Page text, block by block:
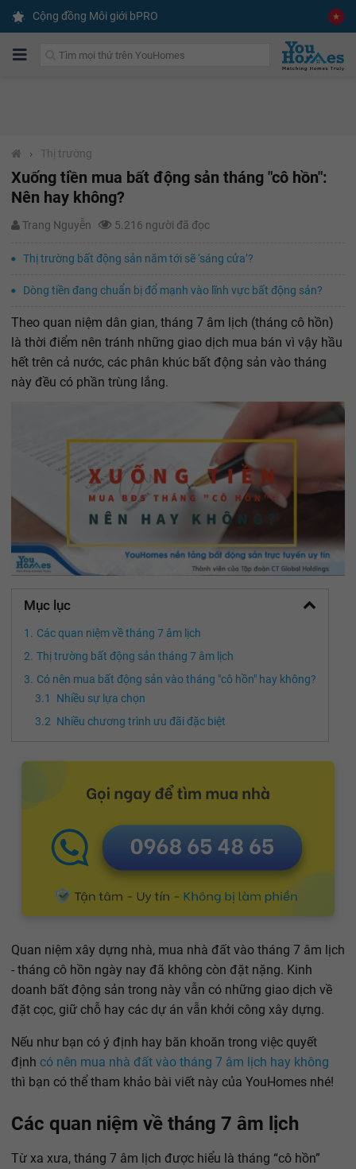
Cộng đồng Môi giới bPRO
› Thị trường
Xuống tiền mua bất động sản tháng "cô hồn":
Nên hay không?
Trang Nguyễn 5.216 người đã đọc
Thị trường bất động sản năm tới sẽ ‘sáng cửa’?
Dòng tiền đang chuẩn bị đổ mạnh vào lĩnh vực bất động sản?
Theo quan niệm dân gian, tháng 7 âm lịch (tháng cô hồn)
là thời điểm nên tránh những giao dịch mua bán vì vậy hầu
hết trên cả nước, các phân khúc bất động sản vào tháng
này đều có phần trùng lắng.
Mục lục
Các quan niệm về tháng 7 âm lịch
Thị trường bất động sản tháng 7 âm lịch
Có nên mua bất động sản vào tháng "cô hồn" hay không?
Nhiều sự lựa chọn
Nhiều chương trình ưu đãi đặc biệt
Quan niệm xây dựng nhà, mua nhà đất vào tháng 7 âm lịch
- tháng cô hồn ngày nay đã không còn đặt nặng. Kinh
doanh bất động sản trong này vẫn có những giao dịch về
đặt cọc, giữ chỗ hay các dự án vẫn khởi công xây dựng.
Nếu như bạn có ý định hay băn khoăn trong việc quyết
định có nên mua nhà đất vào tháng 7 âm lịch hay không
thì bạn có thể tham khảo bài viết này của YouHomes nhé!
Các quan niệm về tháng 7 âm lịch
Từ xa xưa, tháng 7 âm lịch được hiểu là tháng “cô hồn”